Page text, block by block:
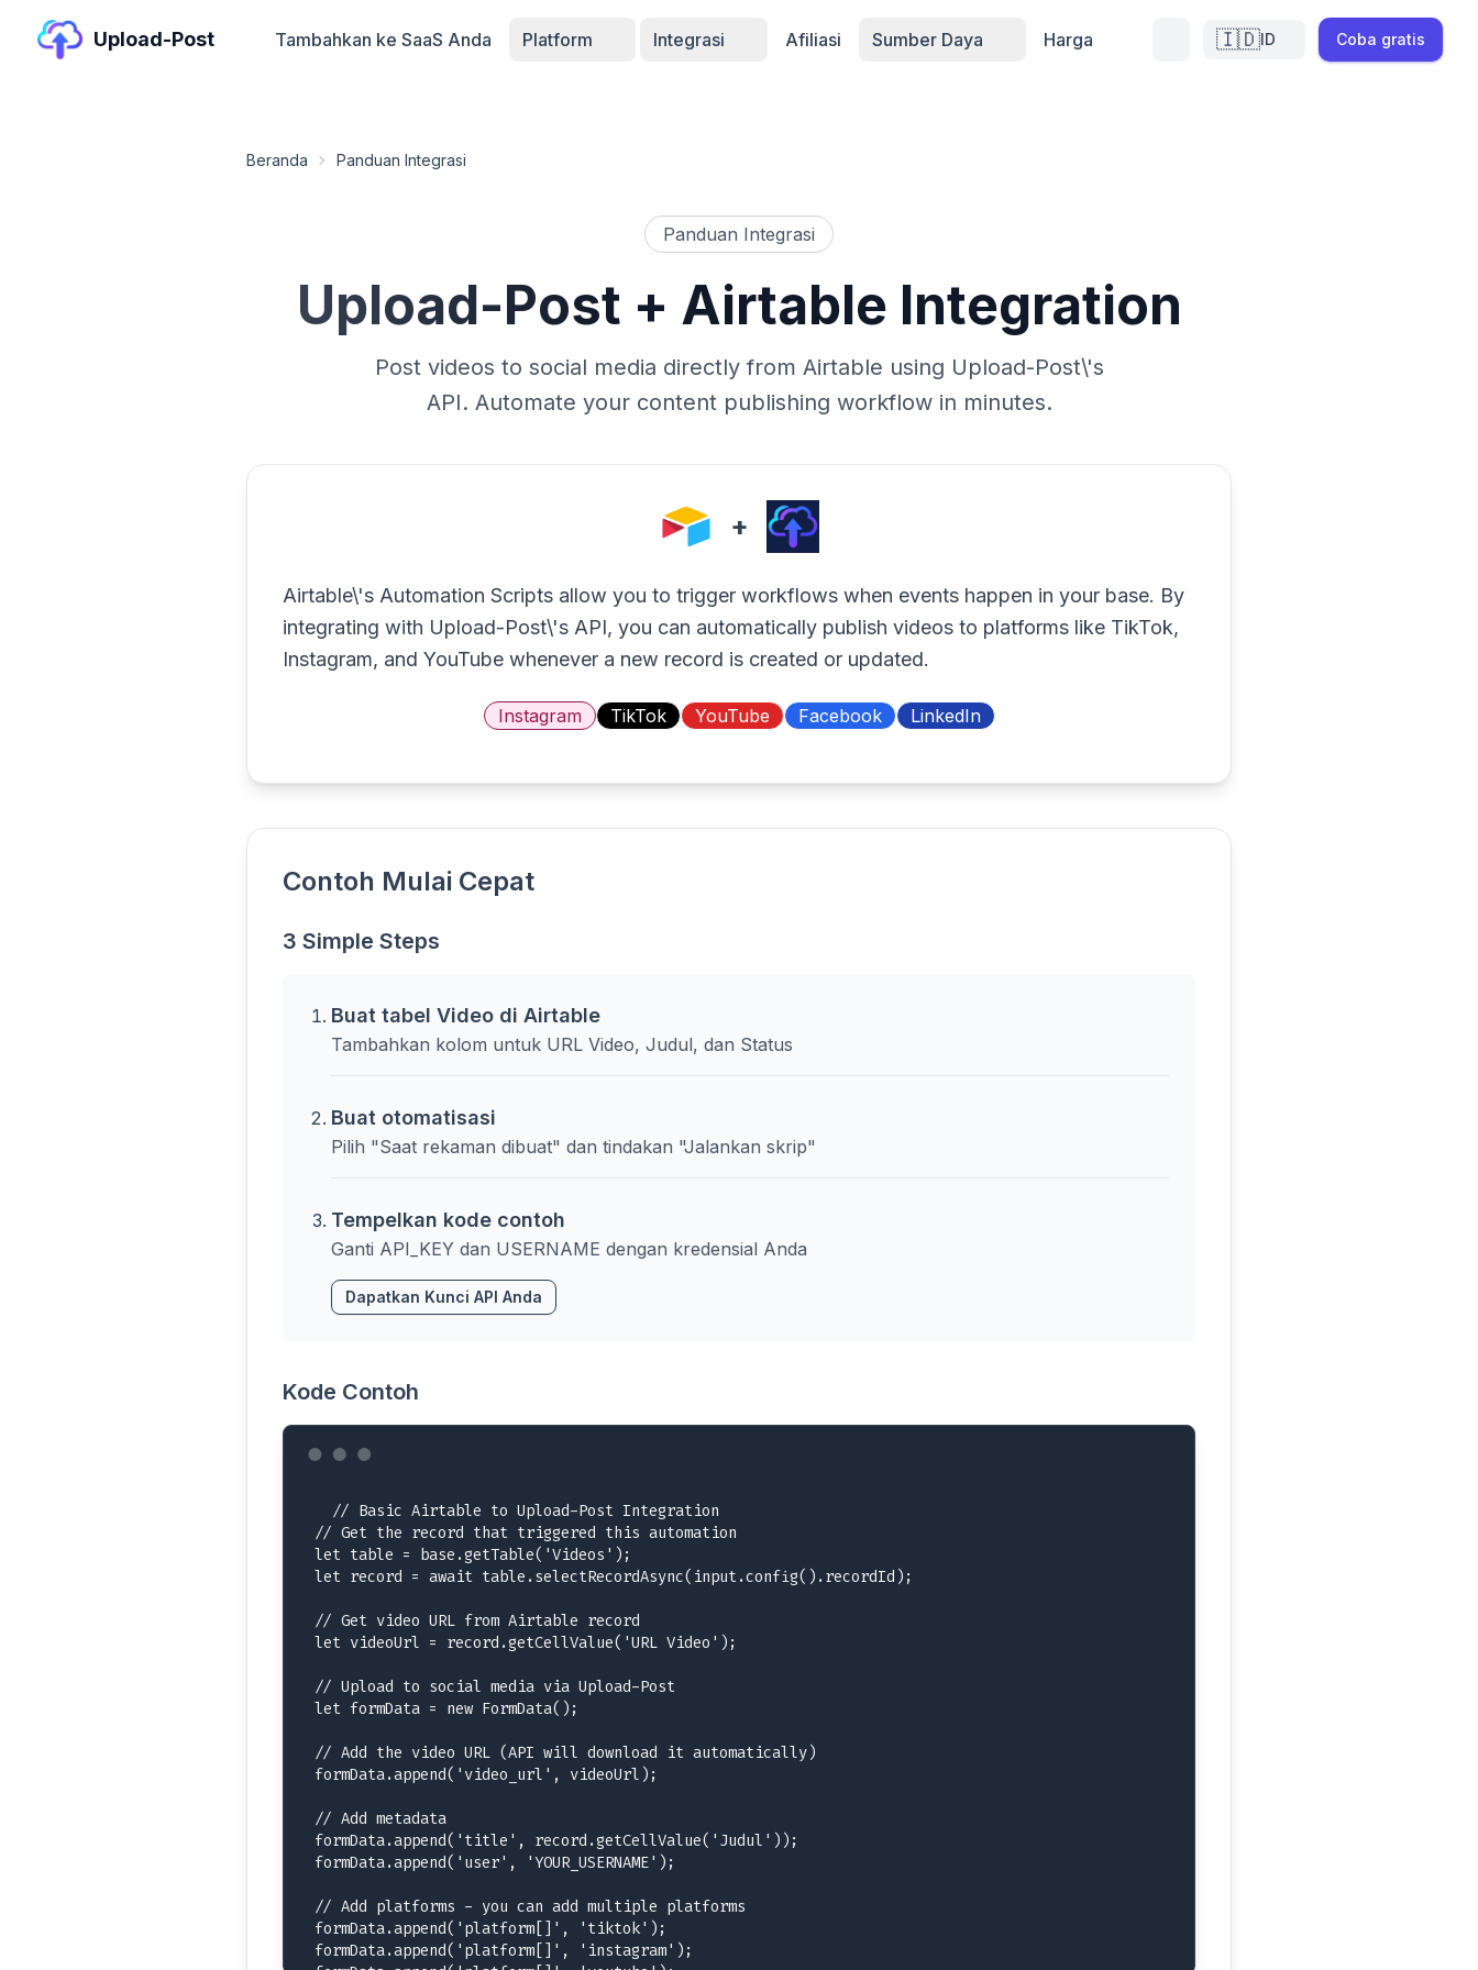
Upload-Post Tambahkan ke SaaS Anda Platform Integrasi Afiliasi Sumber Daya Harga 🇮🇩ID Coba gratis
Beranda Panduan Integrasi
Panduan Integrasi
Upload-Post + Airtable Integration
Post videos to social media directly from Airtable using Upload-Post\'s
API. Automate your content publishing workflow in minutes.
+
Airtable\'s Automation Scripts allow you to trigger workflows when events happen in your base. By
integrating with Upload-Post\'s API, you can automatically publish videos to platforms like TikTok,
Instagram, and YouTube whenever a new record is created or updated.
Instagram TikTok YouTube Facebook LinkedIn
Contoh Mulai Cepat
3 Simple Steps
Buat tabel Video di Airtable
Tambahkan kolom untuk URL Video, Judul, dan Status
Buat otomatisasi
Pilih "Saat rekaman dibuat" dan tindakan "Jalankan skrip"
Tempelkan kode contoh
Ganti API_KEY dan USERNAME dengan kredensial Anda
Dapatkan Kunci API Anda
Kode Contoh
// Basic Airtable to Upload-Post Integration
// Get the record that triggered this automation
let table = base.getTable('Videos');
let record = await table.selectRecordAsync(input.config().recordId);
// Get video URL from Airtable record
let videoUrl = record.getCellValue('URL Video');
// Upload to social media via Upload-Post
let formData = new FormData();
// Add the video URL (API will download it automatically)
formData.append('video_url', videoUrl);
// Add metadata
formData.append('title', record.getCellValue('Judul'));
formData.append('user', 'YOUR_USERNAME');
// Add platforms - you can add multiple platforms
formData.append('platform[]', 'tiktok');
formData.append('platform[]', 'instagram');